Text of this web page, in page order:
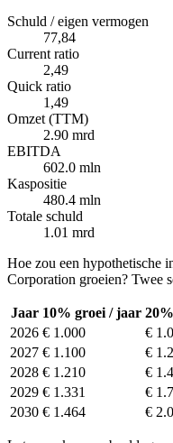
Schuld / eigen vermogen
77,84
Current ratio
2,49
Quick ratio
1,49
Omzet (TTM)
2.90 mrd
EBITDA
602.0 mln
Kaspositie
480.4 mln
Totale schuld
1.01 mrd
Hoe zou een hypothetische
Corporation groeien? Twee
Jaar 10% groei / jaar
2026 € 1.000
€
2027 € 1.100
€
2028 € 1.210
€
2029 € 1.331
€
2030 € 1.464 €